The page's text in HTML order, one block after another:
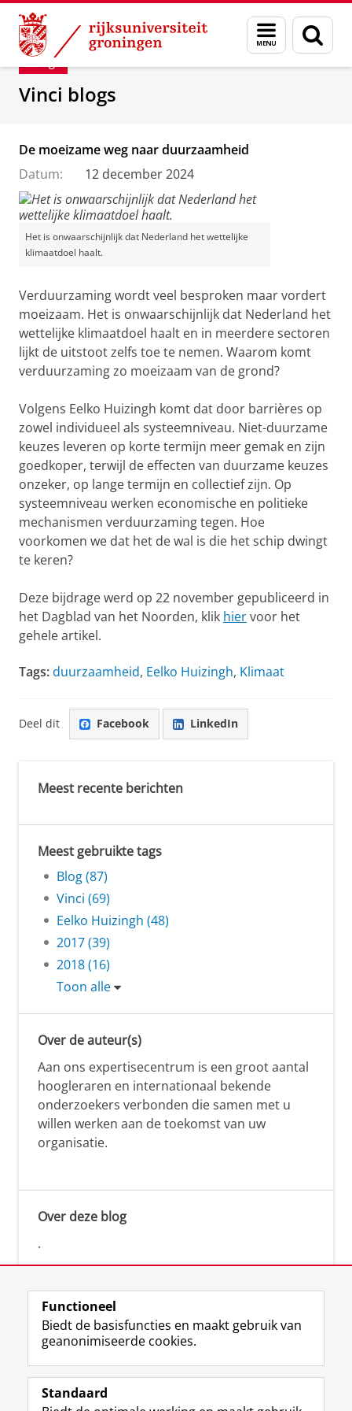
Skip
Content
Skip
Navigation
Menu
en
zoeken
Department of Innovation Management &
Blog
Vinci blogs
De moeizame weg naar duurzaamheid
Datum:
12 december 2024
Het is onwaarschijnlijk dat Nederland het wettelijke
klimaatdoel haalt.
Verduurzaming wordt veel besproken maar vordert
moeizaam. Het is onwaarschijnlijk dat Nederland het
wettelijke klimaatdoel haalt en in meerdere sectoren
lijkt de uitstoot zelfs toe te nemen. Waarom komt
verduurzaming zo moeizaam van de grond?
Volgens Eelko Huizingh komt dat door barrières op
zowel individueel als systeemniveau. Niet-duurzame
keuzes leveren op korte termijn meer gemak en zijn
goedkoper, terwijl de effecten van duurzame keuzes
onzeker, op lange termijn en collectief zijn. Op
systeemniveau werken economische en politieke
mechanismen verduurzaming tegen. Hoe
voorkomen we dat het de wal is die het schip dwingt
te keren?
Deze bijdrage werd op 22 november gepubliceerd in
het Dagblad van het Noorden, klik hiervoor het
gehele artikel.
Tags:duurzaamheid, Eelko Huizingh, Klimaat
Deel dit Facebook LinkedIn
Meest recente berichten
Meest gebruikte tags
Blog (87)
Vinci (69)
Eelko Huizingh (48)
2017 (39)
2018 (16)
Toon alle
Over de auteur(s)
Aan ons expertisecentrum is een groot aantal
hoogleraren en internationaal bekende
onderzoekers verbonden die samen met u
willen werken aan de toekomst van uw
organisatie.
Over deze blog
.
Volg de RUG
F
a
L
i
R
S
I
n
Y
o
Functioneel
Biedt de basisfuncties en maakt gebruik van
geanonimiseerde cookies.
Standaard